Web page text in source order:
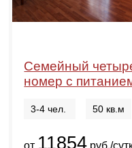
Семейный
номер с
3-4 чел. 50 кв.м
от 11854 руб./